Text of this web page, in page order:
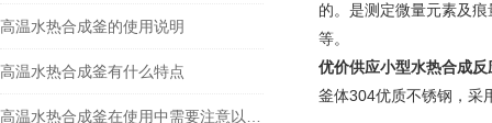
高温水热合成釜的使用说明
高温水热合成釜有什么特点
的。是测定微量元素及
等。
优价供应小型水热合成反
釜体304优质不锈钢，采